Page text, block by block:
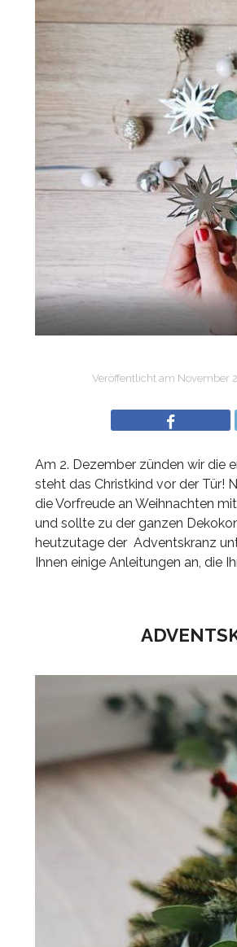
Veröffentlicht am November
Am 2. Dezember zünden wir die
steht das Christkind vor der Tür!
die Vorfreude an Weihnachten
und sollte zu der ganzen
heutzutage der Adventskranz
Ihnen einige Anleitungen an, die